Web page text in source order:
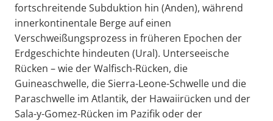
fortschreitende Subduktion hin (Anden), während
innerkontinentale Berge auf einen
Verschweißungsprozess in früheren Epochen der
Erdgeschichte hindeuten (Ural). Unterseeische
Rücken – wie der Walfisch-Rücken, die
Guineaschwelle, die Sierra-Leone-Schwelle und die
Paraschwelle im Atlantik, der Hawaiirücken und der
Sala-y-Gomez-Rücken im Pazifik oder der